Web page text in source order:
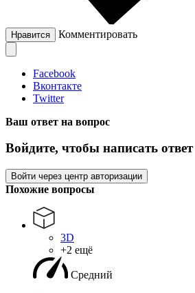
Нравится Комментировать
Facebook
Вконтакте
Twitter
Ваш ответ на вопрос
Войдите, чтобы написать ответ
Войти через центр авторизации
Похожие вопросы
3D
+2 ещё
Средний